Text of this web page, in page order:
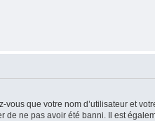
que votre nom d’utilisateur et
de ne pas avoir été banni. Il est